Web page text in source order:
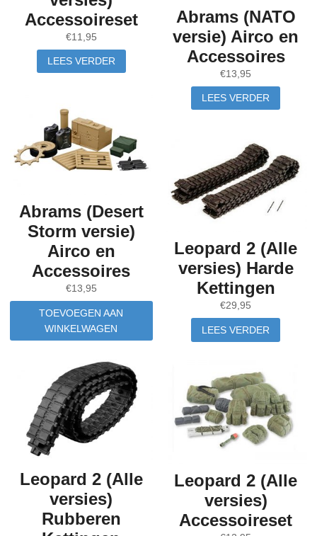
Accessoireset
€11,95
LEES VERDER
Abrams (NATO
versie) Airco en
Accessoires
€13,95
LEES VERDER
Abrams (Desert
Storm versie)
Airco en
Accessoires
€13,95
TOEVOEGEN AAN
WINKELWAGEN
Leopard 2 (Alle
versies) Harde
Kettingen
€29,95
LEES VERDER
Leopard 2 (Alle
versies)
Rubberen
Leopard 2 (Alle
versies)
Accessoireset